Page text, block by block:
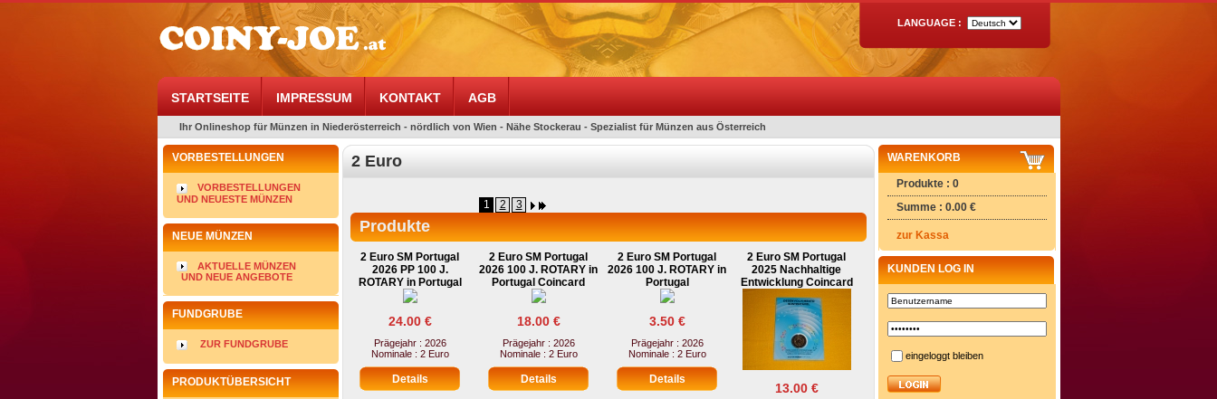
LANGUAGE :
STARTSEITE IMPRESSUM KONTAKT AGB
Ihr Onlineshop für Münzen in Niederösterreich - nördlich von Wien - Nähe Stockerau - Spezialist für Münzen aus Österreich
VORBESTELLUNGEN
VORBESTELLUNGEN
UND NEUESTE MÜNZEN
NEUE MÜNZEN
AKTUELLE MÜNZEN
UND NEUE ANGEBOTE
FUNDGRUBE
ZUR FUNDGRUBE
PRODUKTÜBERSICHT
2 Euro
1 2 3
Produkte
2 Euro SM Portugal
2026 PP 100 J.
ROTARY in Portugal
24.00 €
Prägejahr : 2026
Nominale : 2 Euro
2 Euro SM Portugal
2026 100 J. ROTARY in
Portugal Coincard
18.00 €
Prägejahr : 2026
Nominale : 2 Euro
2 Euro SM Portugal
2026 100 J. ROTARY in
Portugal
3.50 €
Prägejahr : 2026
Nominale : 2 Euro
2 Euro SM Portugal
2025 Nachhaltige
Entwicklung Coincard
13.00 €
WARENKORB
Produkte : 0
Summe : 0.00 €
zur Kassa
KUNDEN LOG IN
eingeloggt bleiben